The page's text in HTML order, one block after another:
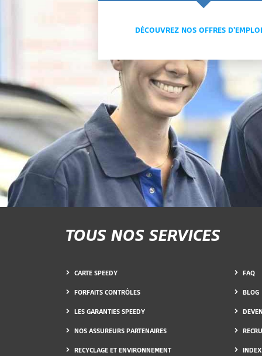
DÉCOUVREZ NOS OFFRES D'EMPLOI
TOUS NOS SERVICES
CARTE SPEEDY
FORFAITS CONTRÔLES
LES GARANTIES SPEEDY
NOS ASSUREURS PARTENAIRES
RECYCLAGE ET ENVIRONNEMENT
FAQ
BLOG